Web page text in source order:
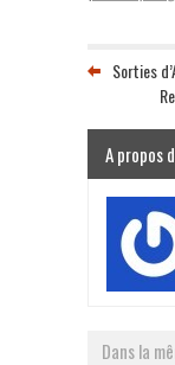
Sorties
A propos
Dans la